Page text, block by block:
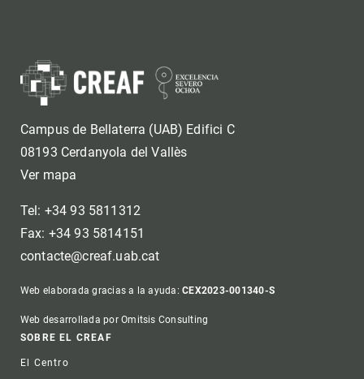
Campus de Bellaterra (UAB) Edifici C
08193 Cerdanyola del Vallès
Ver mapa
Tel: +34 93 5811312
Fax: +34 93 5814151
contacte@creaf.uab.cat
Web elaborada gracias a la ayuda:CEX2023-001340-S
Web desarrollada por Omitsis Consulting
Footer
SOBRE EL CREAF
El Centro